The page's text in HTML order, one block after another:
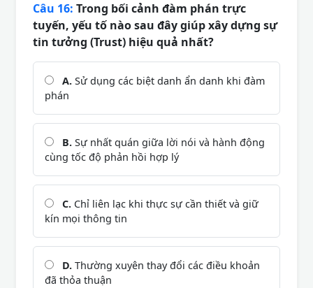
Câu 16: Trong bối cảnh đàm phán trực
tuyến, yếu tố nào sau đây giúp xây dựng sự
tin tưởng (Trust) hiệu quả nhất?
A. Sử dụng các biệt danh ẩn danh khi đàm
phán
B. Sự nhất quán giữa lời nói và hành động
cùng tốc độ phản hồi hợp lý
C. Chỉ liên lạc khi thực sự cần thiết và giữ
kín mọi thông tin
D. Thường xuyên thay đổi các điều khoản
đã thỏa thuận